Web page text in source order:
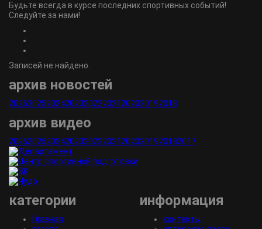
Будьте всегда в курсе последних спортивных событий!
Следуйте за нами!
Записей не найдено.
архив новостей
202620252024202320222021 202020192018
архив видео
202620252024202320222021 2020201920182017
категории
Главная
информация
контакты